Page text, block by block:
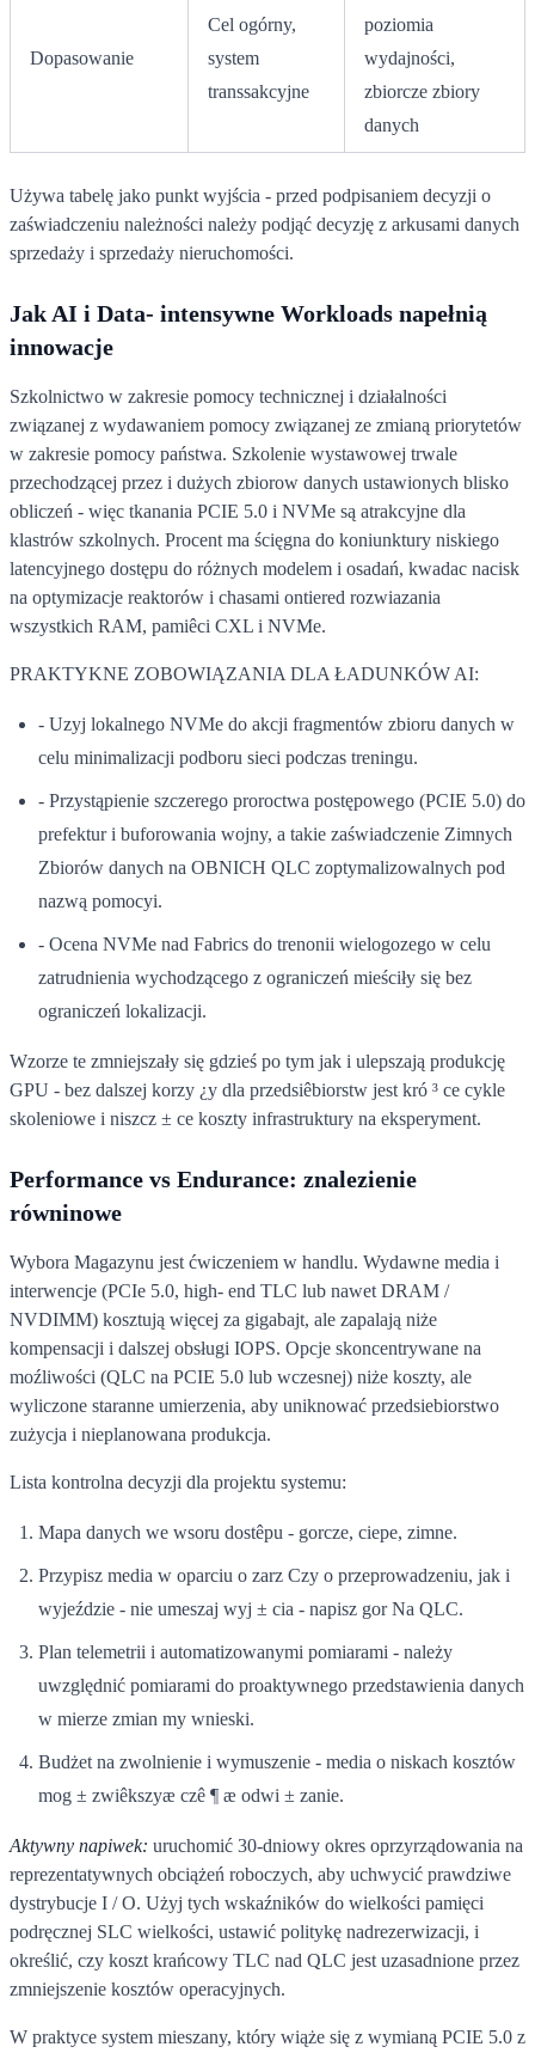
Dopasowanie
Cel ogórny,
system
transsakcyjne
poziomia
wydajności,
zbiorcze zbiory
danych
Używa tabelę jako punkt wyjścia - przed podpisaniem decyzji o
zaświadczeniu należności należy podjąć decyzję z arkusami danych
sprzedaży i sprzedaży nieruchomości.
Jak AI i Data- intensywne Workloads napełnią
innowacje
Szkolnictwo w zakresie pomocy technicznej i działalności
związanej z wydawaniem pomocy związanej ze zmianą priorytetów
w zakresie pomocy państwa. Szkolenie wystawowej trwale
przechodzącej przez i dużych zbiorow danych ustawionych blisko
obliczeń - więc tkanania PCIE 5.0 i NVMe są atrakcyjne dla
klastrów szkolnych. Procent ma ścięgna do koniunktury niskiego
latencyjnego dostępu do różnych modelem i osadań, kwadac nacisk
na optymizacje reaktorów i chasami ontiered rozwiazania
wszystkich RAM, pamiêci CXL i NVMe.
PRAKTYKNE ZOBOWIĄZANIA DLA ŁADUNKÓW AI:
- Uzyj lokalnego NVMe do akcji fragmentów zbioru danych w
celu minimalizacji podboru sieci podczas treningu.
- Przystąpienie szczerego proroctwa postępowego (PCIE 5.0) do
prefektur i buforowania wojny, a takie zaświadczenie Zimnych
Zbiorów danych na OBNICH QLC zoptymalizowalnych pod
nazwą pomocyi.
- Ocena NVMe nad Fabrics do trenonii wielogozego w celu
zatrudnienia wychodzącego z ograniczeń mieściły się bez
ograniczeń lokalizacji.
Wzorze te zmniejszały się gdzieś po tym jak i ulepszają produkcję
GPU - bez dalszej korzy ¿y dla przedsiêbiorstw jest kró ³ ce cykle
skoleniowe i niszcz ± ce koszty infrastruktury na eksperyment.
Performance vs Endurance: znalezienie
równinowe
Wybora Magazynu jest ćwiczeniem w handlu. Wydawne media i
interwencje (PCIe 5.0, high- end TLC lub nawet DRAM /
NVDIMM) kosztują więcej za gigabajt, ale zapalają niże
kompensacji i dalszej obsługi IOPS. Opcje skoncentrywane na
moźliwości (QLC na PCIE 5.0 lub wczesnej) niże koszty, ale
wyliczone staranne umierzenia, aby uniknować przedsiebiorstwo
zużycja i nieplanowana produkcja.
Lista kontrolna decyzji dla projektu systemu:
Mapa danych we wsoru dostêpu - gorcze, ciepe, zimne.
Przypisz media w oparciu o zarz Czy o przeprowadzeniu, jak i
wyjeździe - nie umeszaj wyj ± cia - napisz gor Na QLC.
Plan telemetrii i automatizowanymi pomiarami - należy
uwzględnić pomiarami do proaktywnego przedstawienia danych
w mierze zmian my wnieski.
Budżet na zwolnienie i wymuszenie - media o niskach kosztów
mog ± zwiêkszyæ czê ¶ æ odwi ± zanie.
Aktywny napiwek: uruchomić 30-dniowy okres oprzyrządowania na
reprezentatywnych obciążeń roboczych, aby uchwycić prawdziwe
dystrybucje I / O. Użyj tych wskaźników do wielkości pamięci
podręcznej SLC wielkości, ustawić politykę nadrezerwizacji, i
określić, czy koszt krańcowy TLC nad QLC jest uzasadnione przez
zmniejszenie kosztów operacyjnych.
W praktyce system mieszany, który wiąże się z wymianą PCIE 5.0 z